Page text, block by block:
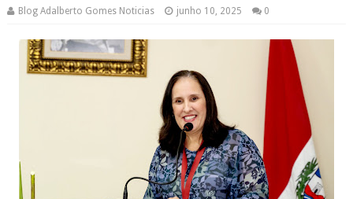
Blog Adalberto Gomes Noticias junho 10, 2025 0